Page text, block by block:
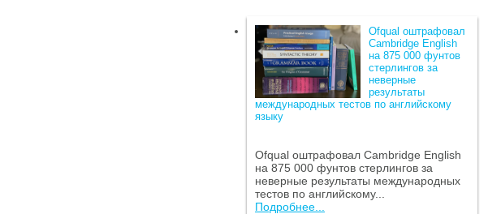
Ofqual оштрафовал
Cambridge English
на 875 000 фунтов
стерлингов за
неверные
результаты
международных тестов по английскому
языку
Ofqual оштрафовал Cambridge English
на 875 000 фунтов стерлингов за
неверные результаты международных
тестов по английскому...
Подробнее...